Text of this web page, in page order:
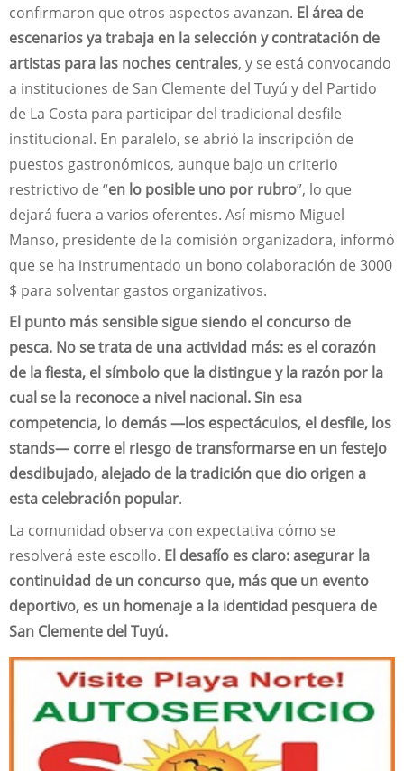
confirmaron que otros aspectos avanzan. El área de
escenarios ya trabaja en la selección y contratación de
artistas para las noches centrales, y se está convocando
a instituciones de San Clemente del Tuyú y del Partido
de La Costa para participar del tradicional desfile
institucional. En paralelo, se abrió la inscripción de
puestos gastronómicos, aunque bajo un criterio
restrictivo de “en lo posible uno por rubro”, lo que
dejará fuera a varios oferentes. Así mismo Miguel
Manso, presidente de la comisión organizadora, informó
que se ha instrumentado un bono colaboración de 3000
$ para solventar gastos organizativos.
El punto más sensible sigue siendo el concurso de
pesca. No se trata de una actividad más: es el corazón
de la fiesta, el símbolo que la distingue y la razón por la
cual se la reconoce a nivel nacional. Sin esa
competencia, lo demás —los espectáculos, el desfile, los
stands— corre el riesgo de transformarse en un festejo
desdibujado, alejado de la tradición que dio origen a
esta celebración popular.
La comunidad observa con expectativa cómo se
resolverá este escollo. El desafío es claro: asegurar la
continuidad de un concurso que, más que un evento
deportivo, es un homenaje a la identidad pesquera de
San Clemente del Tuyú.